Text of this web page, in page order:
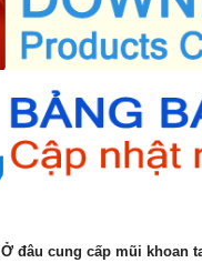
Ở đâu cung cấp mũi khoan